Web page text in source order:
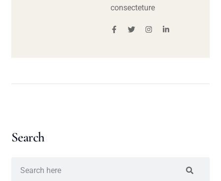
consecteture
Search